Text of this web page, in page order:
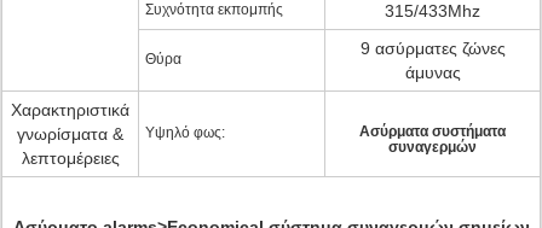
Συχνότητα εκπομπής 315/433Mhz
Θύρα
9 ασύρματες ζώνες
άμυνας
Χαρακτηριστικά
γνωρίσματα &
λεπτομέρειες
Υψηλό φως:
Ασύρματα συστήματα
συναγερμών